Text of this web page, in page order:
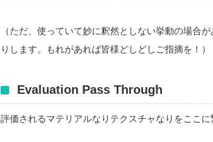
（ただ、使っていて妙に釈然としない挙動の場合
りします。もれがあれば皆様どしどしご指摘を！）
Evaluation Pass Through
評価されるマテリアルなりテクスチャなりをここに